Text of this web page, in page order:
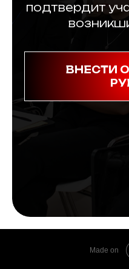
подтвердит
ВНЕСТИ
Made on